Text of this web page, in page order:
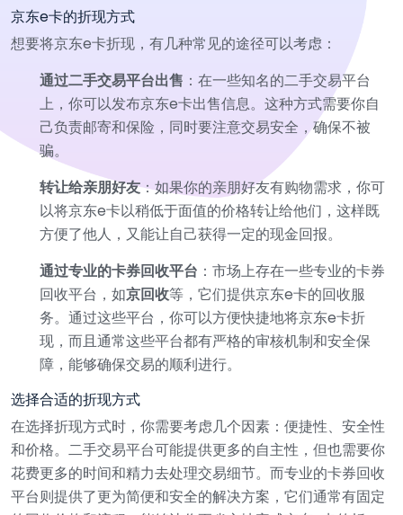
京东e卡的折现方式
想要将京东e卡折现，有几种常见的途径可以考虑：
通过二手交易平台出售 ：在一些知名的二手交易平台
上，你可以发布京东e卡出售信息。这种方式需要你自
己负责邮寄和保险，同时要注意交易安全，确保不被
骗。
转让给亲朋好友：如果你的亲朋好友有购物需求，你可
以将京东e卡以稍低于面值的价格转让给他们，这样既
方便了他人，又能让自己获得一定的现金回报。
通过专业的卡券回收平台 ：市场上存在一些专业的卡券
回收平台，如京回收等，它们提供京东e卡的回收服
务。通过这些平台，你可以方便快捷地将京东e卡折
现，而且通常这些平台都有严格的审核机制和安全保
障，能够确保交易的顺利进行。
选择合适的折现方式
在选择折现方式时，你需要考虑几个因素：便捷性、安全性
和价格。二手交易平台可能提供更多的自主性，但也需要你
花费更多的时间和精力去处理交易细节。而专业的卡券回收
平台则提供了更为简便和安全的解决方案，它们通常有固定